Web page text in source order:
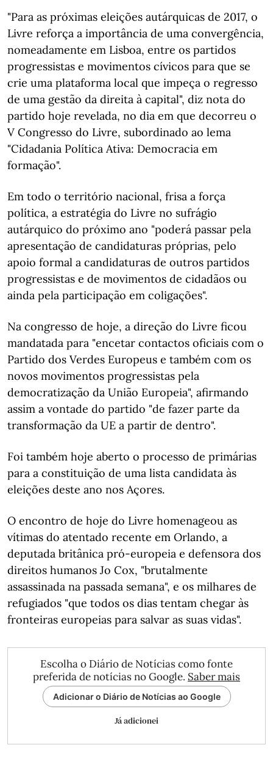
"Para as próximas eleições autárquicas de 2017, o
Livre reforça a importância de uma convergência,
nomeadamente em Lisboa, entre os partidos
progressistas e movimentos cívicos para que se
crie uma plataforma local que impeça o regresso
de uma gestão da direita à capital", diz nota do
partido hoje revelada, no dia em que decorreu o
V Congresso do Livre, subordinado ao lema
"Cidadania Política Ativa: Democracia em
formação".
Em todo o território nacional, frisa a força
política, a estratégia do Livre no sufrágio
autárquico do próximo ano "poderá passar pela
apresentação de candidaturas próprias, pelo
apoio formal a candidaturas de outros partidos
progressistas e de movimentos de cidadãos ou
ainda pela participação em coligações".
Na congresso de hoje, a direção do Livre ficou
mandatada para "encetar contactos oficiais com o
Partido dos Verdes Europeus e também com os
novos movimentos progressistas pela
democratização da União Europeia", afirmando
assim a vontade do partido "de fazer parte da
transformação da UE a partir de dentro".
Foi também hoje aberto o processo de primárias
para a constituição de uma lista candidata às
eleições deste ano nos Açores.
O encontro de hoje do Livre homenageou as
vítimas do atentado recente em Orlando, a
deputada britânica pró-europeia e defensora dos
direitos humanos Jo Cox, "brutalmente
assassinada na passada semana", e os milhares de
refugiados "que todos os dias tentam chegar às
fronteiras europeias para salvar as suas vidas".
Escolha o Diário de Notícias como fonte
preferida de notícias no Google. Saber mais
Adicionar o Diário de Notícias ao Google
Já adicionei